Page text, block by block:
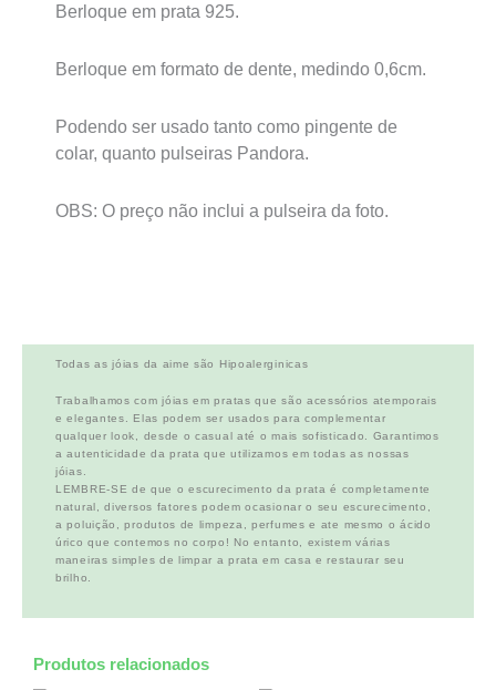
Berloque em prata 925.
Berloque em formato de dente, medindo 0,6cm.
Podendo ser usado tanto como pingente de
colar, quanto pulseiras Pandora.
OBS: O preço não inclui a pulseira da foto.
Todas as jóias da aime são Hipoalerginicas
Trabalhamos com jóias em pratas que são acessórios atemporais
e elegantes. Elas podem ser usados para complementar
qualquer look, desde o casual até o mais sofisticado. Garantimos
a autenticidade da prata que utilizamos em todas as nossas
jóias.
LEMBRE-SE de que o escurecimento da prata é completamente
natural, diversos fatores podem ocasionar o seu escurecimento,
a poluição, produtos de limpeza, perfumes e ate mesmo o ácido
úrico que contemos no corpo! No entanto, existem várias
maneiras simples de limpar a prata em casa e restaurar seu
brilho.
Produtos relacionados